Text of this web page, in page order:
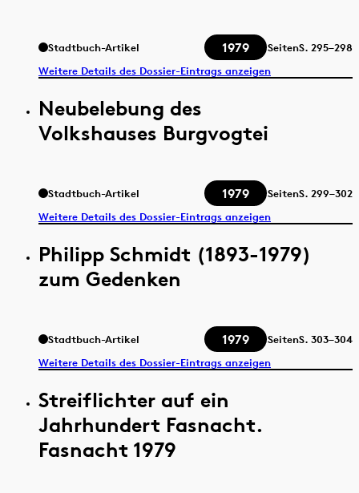
Stadtbuch-Artikel 1979 SeitenS. 295–298
Weitere Details des Dossier-Eintrags anzeigen
Neubelebung des
Volkshauses Burgvogtei
Stadtbuch-Artikel 1979 SeitenS. 299–302
Weitere Details des Dossier-Eintrags anzeigen
Philipp Schmidt (1893-1979)
zum Gedenken
Stadtbuch-Artikel 1979 SeitenS. 303–304
Weitere Details des Dossier-Eintrags anzeigen
Streiflichter auf ein
Jahrhundert Fasnacht.
Fasnacht 1979